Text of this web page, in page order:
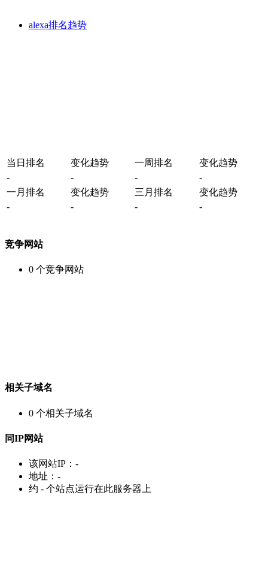
alexa排名趋势
当日排名 变化趋势 一周排名
变化趋势
-
- -
-
一月排名
变化趋势 三月排名
变化趋势
-
- - -
竞争网站
0 个竞争网站
相关子域名
0 个相关子域名
同IP网站
该网站IP： -
地址： -
约 - 个站点运行在此服务器上